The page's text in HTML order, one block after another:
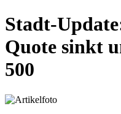
Stadt-
Quote sinkt
500